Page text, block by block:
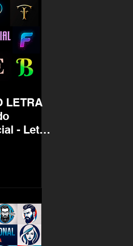
LETRA
- Letter